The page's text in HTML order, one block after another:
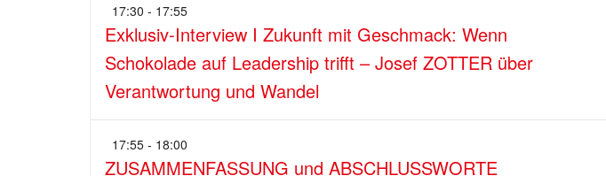
17:30 - 17:55
Exklusiv-Interview I Zukunft mit Geschmack: Wenn
Schokolade auf Leadership trifft – Josef ZOTTER über
Verantwortung und Wandel
17:55 - 18:00
ZUSAMMENFASSUNG und ABSCHLUSSWORTE